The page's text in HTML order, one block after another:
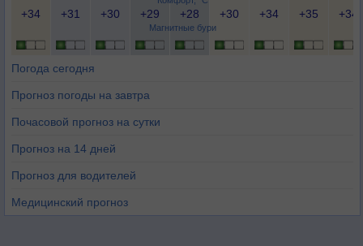
Магнитные бури
+34 +31 +30 +29 +28 +30 +34 +35 +34
Погода сегодня
Прогноз погоды на завтра
Почасовой прогноз на сутки
Прогноз на 14 дней
Прогноз для водителей
Медицинский прогноз